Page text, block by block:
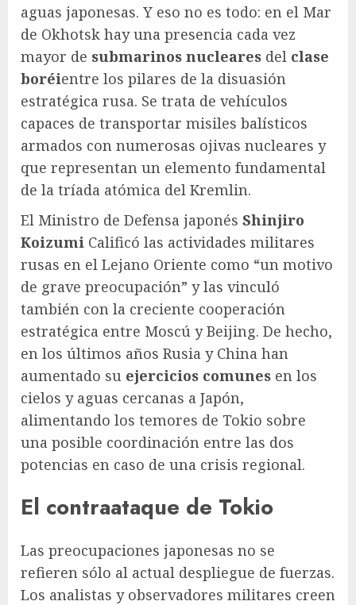
aguas japonesas. Y eso no es todo: en el Mar
de Okhotsk hay una presencia cada vez
mayor de submarinos nucleares del clase
boréientre los pilares de la disuasión
estratégica rusa. Se trata de vehículos
capaces de transportar misiles balísticos
armados con numerosas ojivas nucleares y
que representan un elemento fundamental
de la tríada atómica del Kremlin.
El Ministro de Defensa japonés Shinjiro
Koizumi Calificó las actividades militares
rusas en el Lejano Oriente como “un motivo
de grave preocupación” y las vinculó
también con la creciente cooperación
estratégica entre Moscú y Beijing. De hecho,
en los últimos años Rusia y China han
aumentado su ejercicios comunes en los
cielos y aguas cercanas a Japón,
alimentando los temores de Tokio sobre
una posible coordinación entre las dos
potencias en caso de una crisis regional.
El contraataque de Tokio
Las preocupaciones japonesas no se
refieren sólo al actual despliegue de fuerzas.
Los analistas y observadores militares creen